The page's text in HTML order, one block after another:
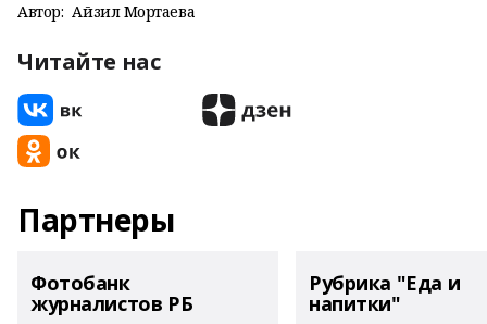
Автор: Айзилә Мортаева
Читайте нас
Партнеры
Фотобанк
журналистов РБ
Рубрика "Еда и
напитки"